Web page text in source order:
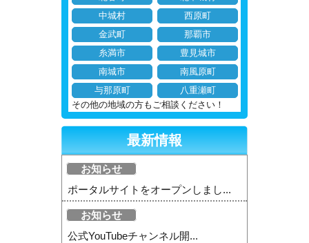
中城村
西原町
金武町
那覇市
糸満市
豊見城市
南城市
南風原町
与那原町
八重瀬町
その他の地域の方もご相談ください！
最新情報
お知らせ
ポータルサイトをオープンしまし...
お知らせ
公式YouTubeチャンネル開...